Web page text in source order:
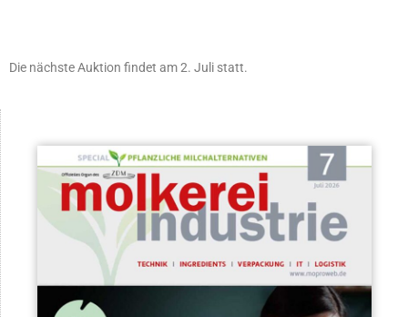
Die nächste Auktion findet am 2. Juli statt.